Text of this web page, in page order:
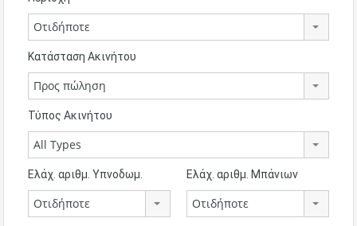
Οτιδήποτε
Κατάσταση Ακινήτου
Προς πώληση
Τύπος Ακινήτου
All Types
Ελάχ. αριθμ. Υπνοδωμ.
Οτιδήποτε
Ελάχ. αριθμ. Μπάνιων
Οτιδήποτε